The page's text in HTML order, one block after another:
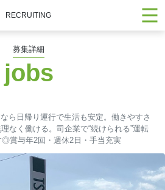
RECRUITING
募集詳細
jobs
ら日帰り運行で生活も安定。働きやすさ
なく働ける。司企業で“続けられる”運転
賞与年2回・週休2日・手当充実